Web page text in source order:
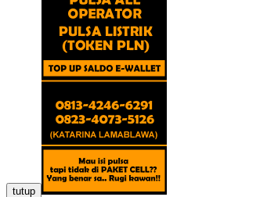
tutup